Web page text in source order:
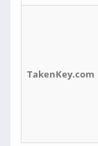
TakenKey.com